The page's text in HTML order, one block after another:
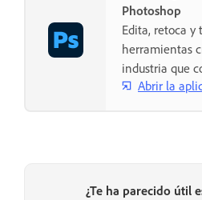
Photoshop
Edita, retoca y
herramientas
industria que
Abrir la
¿Te ha parecido útil